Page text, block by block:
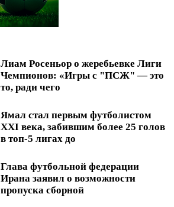
Лиам Росеньор о жеребьевке Лиги
Чемпионов: «Игры с "ПСЖ" — это
то, ради чего
Ямал стал первым футболистом
XXI века, забившим более 25 голов
в топ-5 лигах до
Глава футбольной федерации
Ирана заявил о возможности
пропуска сборной